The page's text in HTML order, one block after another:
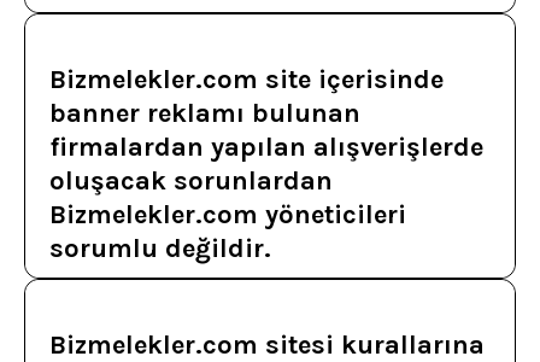
Bizmelekler.com site içerisinde
banner reklamı bulunan
firmalardan yapılan alışverişlerde
oluşacak sorunlardan
Bizmelekler.com yöneticileri
sorumlu değildir.
Bizmelekler.com sitesi kurallarına